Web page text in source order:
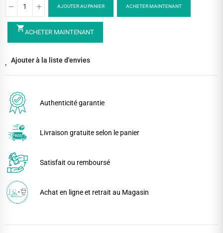
AJOUTER AU PANIER ACHETER MAINTENANT
shopping_cartACHETER MAINTENANT
Ajouter à la liste d'envies
Authenticité garantie
Livraison gratuite selon le panier
Satisfait ou remboursé
Achat en ligne et retrait au Magasin